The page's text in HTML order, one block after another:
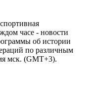
часе - новости
об истории
по различным
мск. (GMT+3).